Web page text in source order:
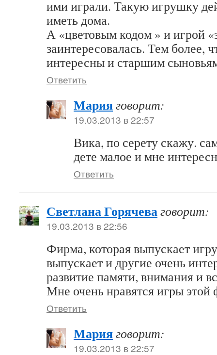
ими играли. Такую игрушку
иметь дома.
А «цветовым кодом » и игрой
заинтересовалась. Тем более,
интересны и старшим
Ответить
Марияговорит:
19.03.2013 в 22:57
Вика, по серету скажу.
дете малое и мне
Ответить
Светлана Горячеваговорит:
19.03.2013 в 22:56
Фирма, которая выпускает
выпускает и другие очень
развитие памяти, внимания и
Мне очень нравятся игры
Ответить
Марияговорит:
19.03.2013 в 22:57